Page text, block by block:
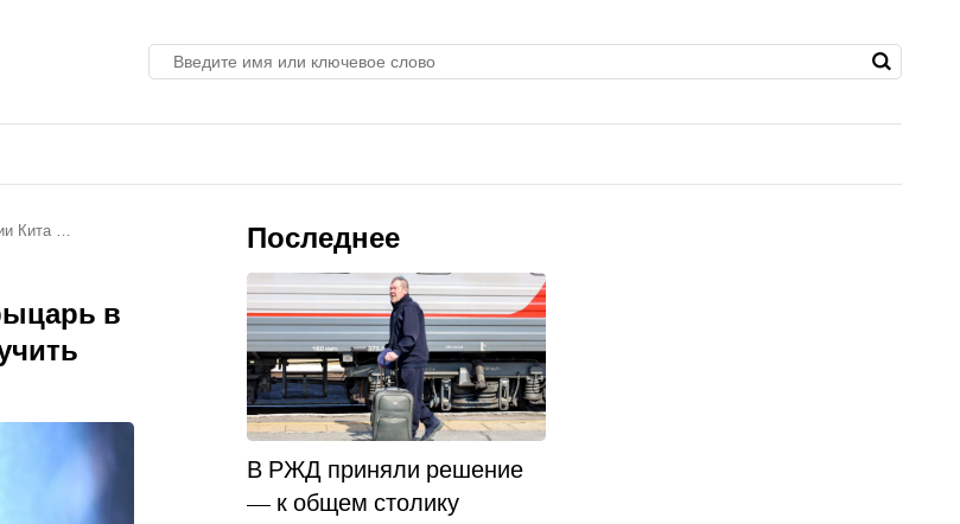
Кита …
в
Последнее
В РЖД приняли решение
— к общем столику